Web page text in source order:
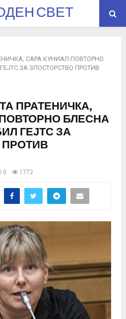
СВЕТ
САРА КУНИАЛ ПОВТОРНО
ЗА ЗЛОСТОРСТВО ПРОТИВ
ПРАТЕНИЧКА,
БЛЕСНА
ГЕЈТС ЗА
0 1772